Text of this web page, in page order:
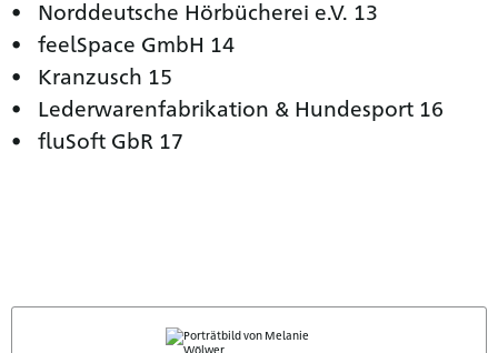
Norddeutsche Hörbücherei e.V. 13
feelSpace GmbH 14
Kranzusch 15
Lederwarenfabrikation & Hundesport 16
fluSoft GbR 17